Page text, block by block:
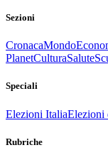
Sezioni
CronacaMondo
PlanetCulturaSalute
Speciali
Elezioni ItaliaElezioni
Rubriche